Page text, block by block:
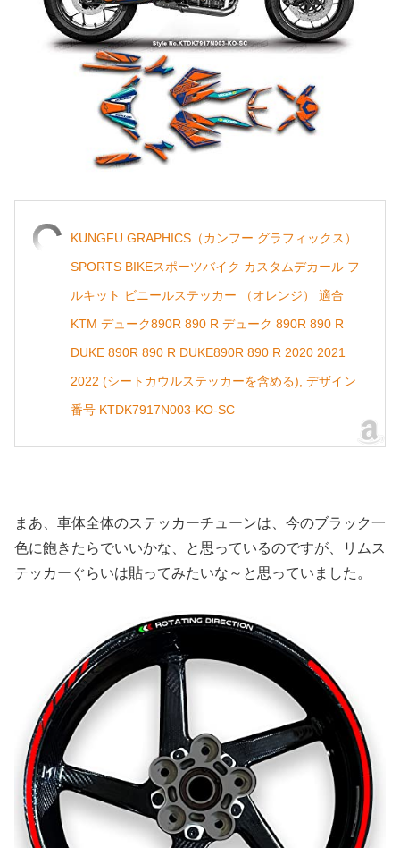
KUNGFU GRAPHICS（カンフー グラフィックス）
SPORTS BIKEスポーツバイク カスタムデカール フ
ルキット ビニールステッカー （オレンジ） 適合
KTM デューク890R 890 R デューク 890R 890 R
DUKE 890R 890 R DUKE890R 890 R 2020 2021
2022 (シートカウルステッカーを含める), デザイン
番号 KTDK7917N003-KO-SC
まあ、車体全体のステッカーチューンは、今のブラック一
色に飽きたらでいいかな、と思っているのですが、リムス
テッカーぐらいは貼ってみたいな～と思っていました。